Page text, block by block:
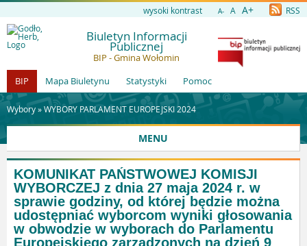
wysoki kontrast A- A A+ RSS
Biuletyn Informacji
Publicznej
BIP - Gmina Wołomin
BIP
Mapa Biuletynu Statystyki Pomoc
Wybory »WYBORY PARLAMENT EUROPEJSKI 2024
MENU
KOMUNIKAT PAŃSTWOWEJ KOMISJI
WYBORCZEJ z dnia 27 maja 2024 r. w
sprawie godziny, od której będzie można
udostępniać wyborcom wyniki głosowania
w obwodzie w wyborach do Parlamentu
Europejskiego zarządzonych na dzień 9